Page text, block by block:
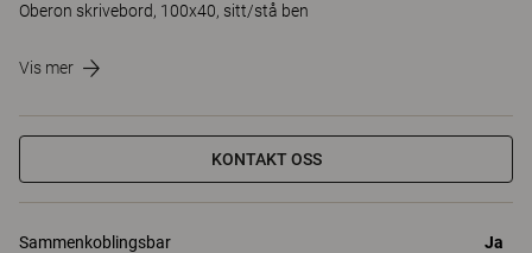
Oberon skrivebord, 100x40, sitt/stå ben
Vis mer
KONTAKT OSS
Sammenkoblingsbar Ja